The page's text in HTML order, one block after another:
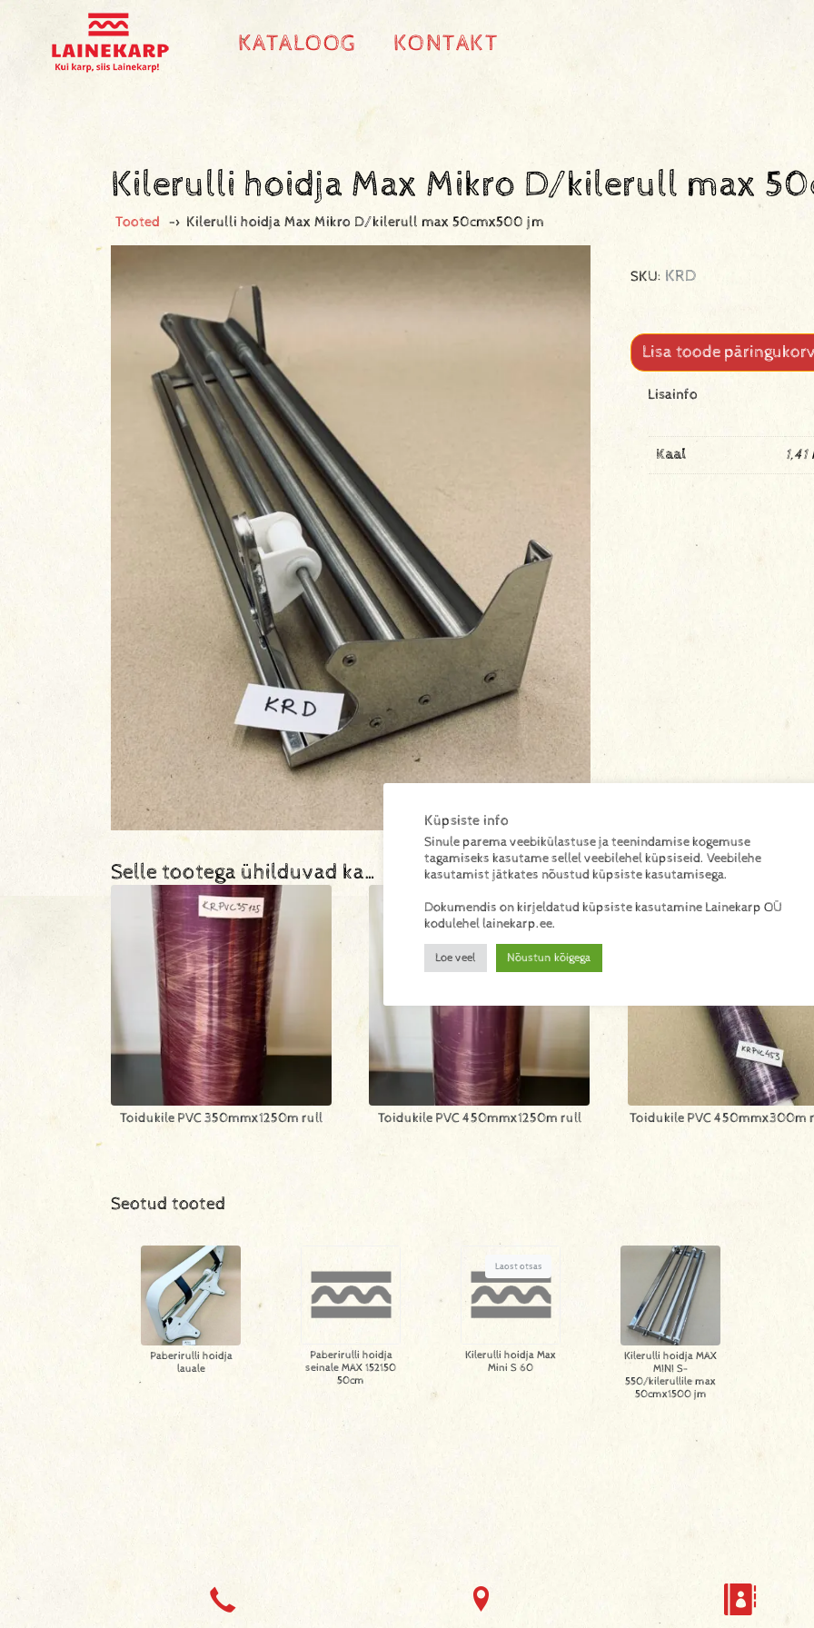
KATALOOG KONTAKT
Kilerulli hoidja Max Mikro D/kilerull max
Tooted -> Kilerulli hoidja Max Mikro D/kilerull max 50cmx500 jm
SKU: KRD
Lisa toode
Lisainfo
Kaal 1,41
Selle tootega ühilduvad ka…
Toidukile PVC 350mmx1250m rull Toidukile PVC 450mmx1250m rull Toidukile PVC
Seotud tooted
Paberirulli hoidja
lauale
Paberirulli hoidja
seinale MAX 152150
50cm
Laost otsas
Kilerulli hoidja Max
Mini S 60
Kilerulli hoidja MAX
MINI S-
550/kilerullile max
50cmx1500 jm
Küpsiste info
Sinule parema veebikülastuse ja teenindamise kogemuse
tagamiseks kasutame sellel veebilehel küpsiseid. Veebilehe
kasutamist jätkates nõustud küpsiste kasutamisega.
Dokumendis on kirjeldatud küpsiste kasutamine Lainekarp OÜ
kodulehel lainekarp.ee.
Loe veel Nõustun kõigega